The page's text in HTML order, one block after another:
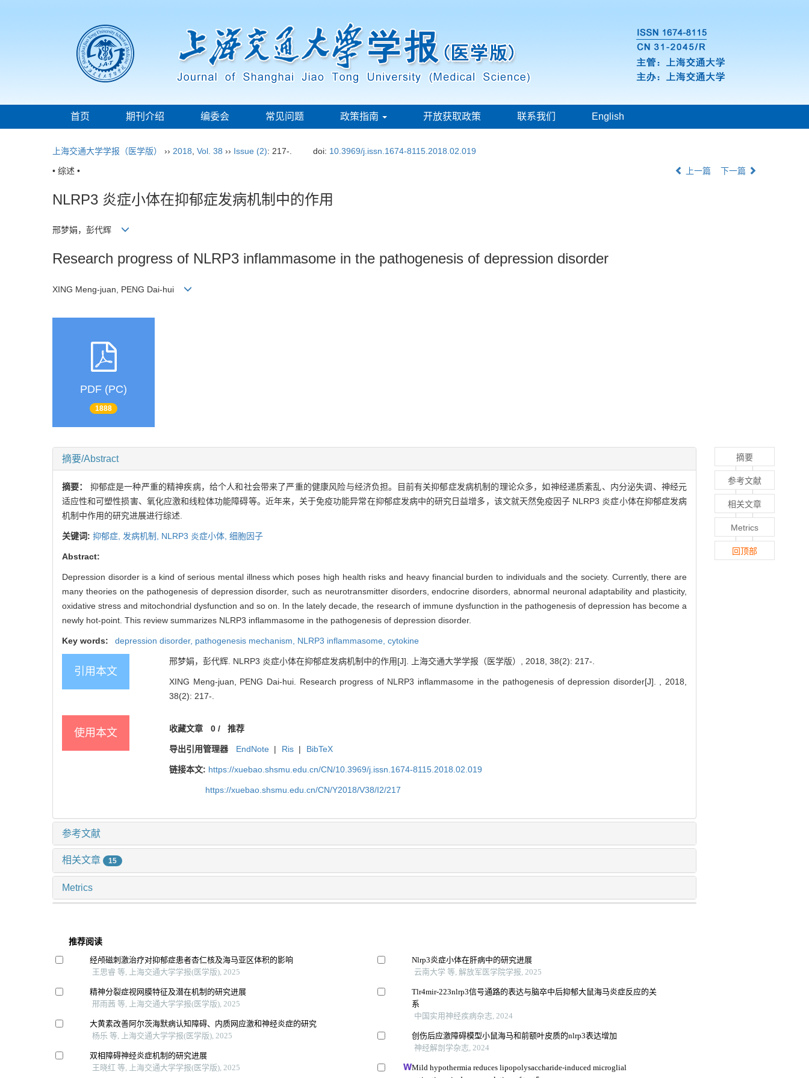
首页 期刊介绍 编委会 常见问题 政策指南 开放获取政策 联系我们 English
上海交通大学学报（医学版） ›› 2018 Vol. 38 ›› Issue (2): 217-. doi: 10.3969/j.issn.1674-8115.2018.02.019
• 综述 • 上一篇 下一篇
NLRP3 炎症小体在抑郁症发病机制中的作用
邢梦娟，彭代辉
Research progress of NLRP3 inflammasome in the pathogenesis of depression disorder
XING Meng-juan, PENG Dai-hui
PDF (PC)
1888
摘要/Abstract
摘要： 抑郁症是一种严重的精神疾病，给个人和社会带来了严重的健康风险与经济负担。目前有关抑郁症发病机制的理论众多，如神经递质紊乱、内分泌失调、神经元
适应性和可塑性损害、氧化应激和线粒体功能障碍等。近年来，关于免疫功能异常在抑郁症发病中的研究日益增多，该文就天然免疫因子 NLRP3 炎症小体在抑郁症发病
机制中作用的研究进展进行综述.
关键词: 抑郁症, 发病机制, NLRP3 炎症小体, 细胞因子
Abstract:
Depression disorder is a kind of serious mental illness which poses high health risks and heavy financial burden to individuals and the society. Currently, there are
many theories on the pathogenesis of depression disorder, such as neurotransmitter disorders, endocrine disorders, abnormal neuronal adaptability and plasticity,
oxidative stress and mitochondrial dysfunction and so on. In the lately decade, the research of immune dysfunction in the pathogenesis of depression has become a
newly hot-point. This review summarizes NLRP3 inflammasome in the pathogenesis of depression disorder.
Key words: depression disorder, pathogenesis mechanism, NLRP3 inflammasome, cytokine
引用本文
邢梦娟，彭代辉. NLRP3 炎症小体在抑郁症发病机制中的作用[J]. 上海交通大学学报（医学版）, 2018, 38(2): 217-.
XING Meng-juan, PENG Dai-hui. Research progress of NLRP3 inflammasome in the pathogenesis of depression disorder[J]. , 2018,
38(2): 217-.
使用本文 收藏文章 0/ 推荐
导出引用管理器 EndNote | Ris | BibTeX
链接本文: https://xuebao.shsmu.edu.cn/CN/10.3969/j.issn.1674-8115.2018.02.019
https://xuebao.shsmu.edu.cn/CN/Y2018/V38/I2/217
参考文献
相关文章 15
Metrics
推荐阅读
经颅磁刺激治疗对抑郁症患者杏仁核及海马亚区体积的影响
王思睿 等, 上海交通大学学报(医学版), 2025
精神分裂症视网膜特征及潜在机制的研究进展
邢雨茜 等, 上海交通大学学报(医学版), 2025
大黄素改善阿尔茨海默病认知障碍、内质网应激和神经炎症的研究
杨乐 等, 上海交通大学学报(医学版), 2025
双相障碍神经炎症机制的研究进展
王晓红 等, 上海交通大学学报(医学版), 2025
Nlrp3炎症小体在肝病中的研究进展
云南大学 等, 解放军医学院学报, 2025
Tlr4mir-223nlrp3信号通路的表达与脑卒中后抑郁大鼠海马炎症反应的关
系
中国实用神经疾病杂志, 2024
创伤后应激障碍模型小鼠海马和前额叶皮质的nlrp3表达增加
神经解剖学杂志, 2024
Mild hypothermia reduces lipopolysaccharide-induced microglial
摘要
参考文献
相关文章
Metrics
回顶部